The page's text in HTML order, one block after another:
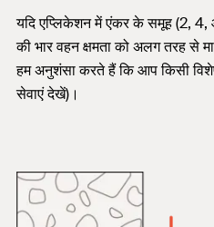
यदि एप्लिकेशन में एंकर के समूह (2, 4,
की भार वहन क्षमता को अलग तरह से
हम अनुशंसा करते हैं कि आप किसी
सेवाएं देखें)।